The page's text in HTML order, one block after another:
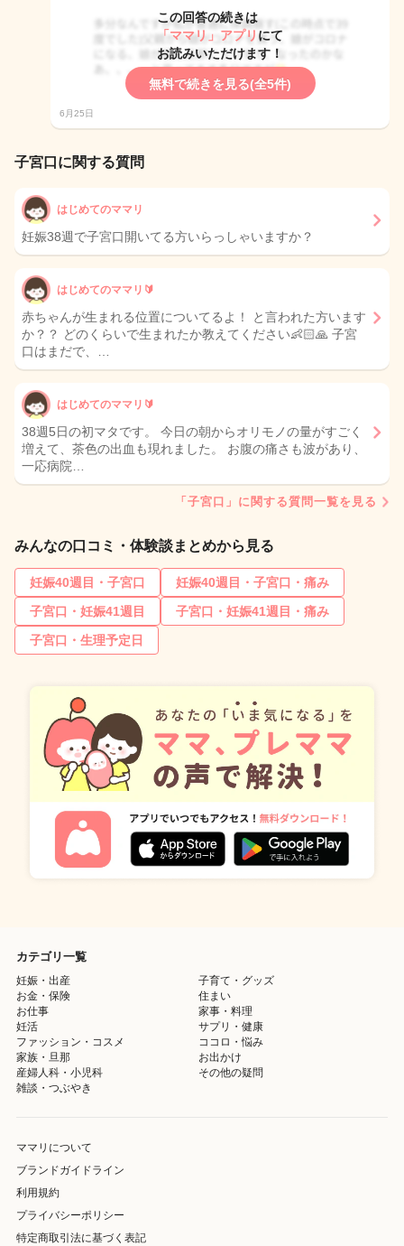
この回答の続きは
「ママリ」アプリ にて
お読みいただけます！
無料で続きを見る(全5件)
6月25日
子宮口に関する質問
はじめてのママリ
妊娠38週で子宮口開いてる方いらっしゃいますか？
はじめてのママリ🔰
赤ちゃんが生まれる位置についてるよ！ と言われた方います
か？？ どのくらいで生まれたか教えてください👶🏻🙏 子宮
口はまだで、…
はじめてのママリ🔰
38週5日の初マタです。 今日の朝からオリモノの量がすごく
増えて、茶色の出血も現れました。 お腹の痛さも波があり、
一応病院…
「子宮口」に関する質問一覧を見る
みんなの口コミ・体験談まとめから見る
妊娠40週目・子宮口
妊娠40週目・子宮口・痛み
子宮口・妊娠41週目
子宮口・妊娠41週目・痛み
子宮口・生理予定日
カテゴリ一覧
妊娠・出産
子育て・グッズ
お金・保険
住まい
お仕事
家事・料理
妊活
サプリ・健康
ファッション・コスメ
ココロ・悩み
家族・旦那
お出かけ
産婦人科・小児科
その他の疑問
雑談・つぶやき
ママリについて
ブランドガイドライン
利用規約
プライバシーポリシー
特定商取引法に基づく表記